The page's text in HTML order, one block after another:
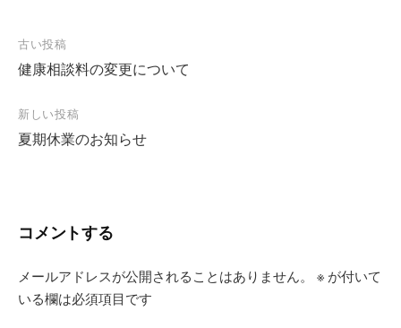
投
稿
ナ
ビ
ゲ
ョ
古い投稿
健康相談料の変更について
新しい投稿
夏期休業のお知らせ
コメントする
メールアドレスが公開されることはありません。 ※ が付いて
いる欄は必須項目です